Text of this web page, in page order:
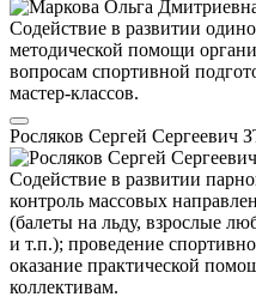
Содействие в развитии
методической помощи
вопросам спортивной
мастер-классов.
Росляков Сергей Сергеевич
Содействие в развитии
контроль массовых
(балеты на льду, взрослые
и т.п.); проведение
оказание практической
коллективам.